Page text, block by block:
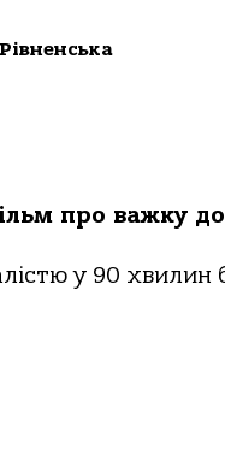
про важку
у 90 хвилин